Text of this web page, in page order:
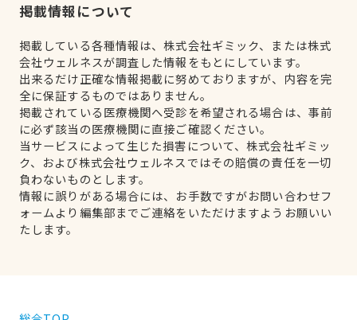
掲載情報について
掲載している各種情報は、株式会社ギミック、または株式
会社ウェルネスが調査した情報をもとにしています。
出来るだけ正確な情報掲載に努めておりますが、内容を完
全に保証するものではありません。
掲載されている医療機関へ受診を希望される場合は、事前
に必ず該当の医療機関に直接ご確認ください。
当サービスによって生じた損害について、株式会社ギミッ
ク、および株式会社ウェルネスではその賠償の責任を一切
負わないものとします。
情報に誤りがある場合には、お手数ですがお問い合わせフ
ォームより編集部までご連絡をいただけますようお願いい
たします。